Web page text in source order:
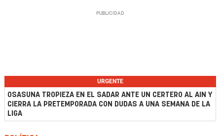
URGENTE
OSASUNA TROPIEZA EN EL SADAR ANTE UN CERTERO AL AIN Y
CIERRA LA PRETEMPORADA CON DUDAS A UNA SEMANA DE LA
LIGA